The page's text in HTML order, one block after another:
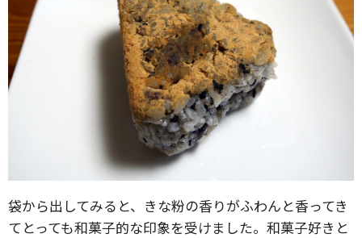
袋から出してみると、きな粉の香りがふわんと香ってき
てとっても和菓子的な印象を受けました。和菓子好きと